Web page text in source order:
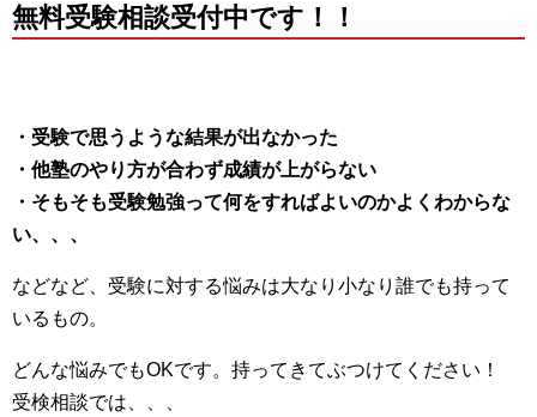
無料受験相談受付中です！！
・受験で思うような結果が出なかった
・他塾のやり方が合わず成績が上がらない
・そもそも受験勉強って何をすればよいのかよくわからな
い、、、
などなど、受験に対する悩みは大なり小なり誰でも持って
いるもの。
どんな悩みでもOKです。持ってきてぶつけてください！
受検相談では、、、